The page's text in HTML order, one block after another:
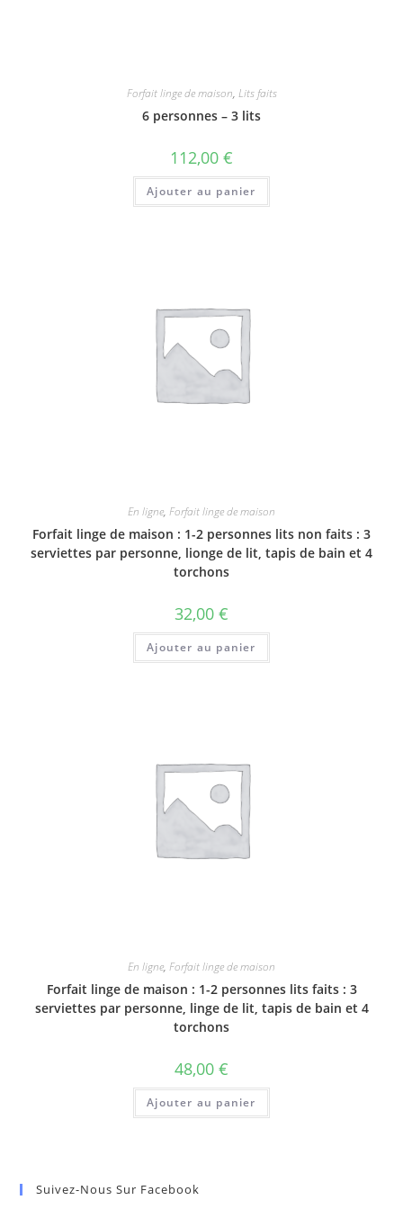
Forfait linge de maison, Lits faits
6 personnes – 3 lits
112,00 €
Ajouter au panier
En ligne, Forfait linge de maison
Forfait linge de maison : 1-2 personnes lits non faits : 3
serviettes par personne, lionge de lit, tapis de bain et 4
torchons
32,00 €
Ajouter au panier
En ligne, Forfait linge de maison
Forfait linge de maison : 1-2 personnes lits faits : 3
serviettes par personne, linge de lit, tapis de bain et 4
torchons
48,00 €
Ajouter au panier
Suivez-Nous Sur Facebook